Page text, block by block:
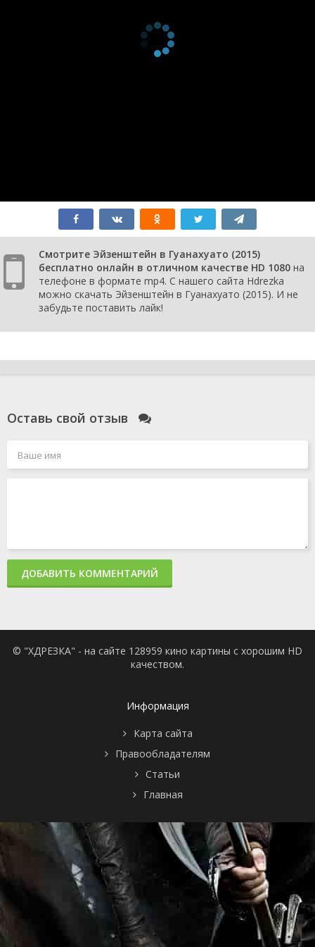
Смотрите Эйзенштейн в Гуанахуато (2015)
бесплатно онлайн в отличном качестве HD 1080 на
телефоне в формате mp4. С нашего сайта Hdrezka
можно скачать Эйзенштейн в Гуанахуато (2015). И не
забудьте поставить лайк!
Оставь свой отзыв
ДОБАВИТЬ КОММЕНТАРИЙ
© "ХДРЕЗКА" - на сайте 128959 кино картины с хорошим HD
качеством.
Информация
Карта сайта
Правообладателям
Статьи
Главная